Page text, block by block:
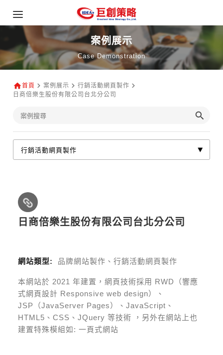
案例展示
Case Demonstration
首頁 案例展示
行銷活動網頁製作
日商倍樂生股份有限公司台北分公司
日商倍樂生股份有限公司台北分公司
網站類型: 品牌網站製作、行銷活動網頁製作
本網站於 2021 年建置，網頁技術採用 RWD（響應
式網頁設計 Responsive web design）、
JSP（JavaServer Pages）、JavaScript、
HTML5、CSS、JQuery 等技術
，另外在網站上也
建置特殊模組如:一頁式網站